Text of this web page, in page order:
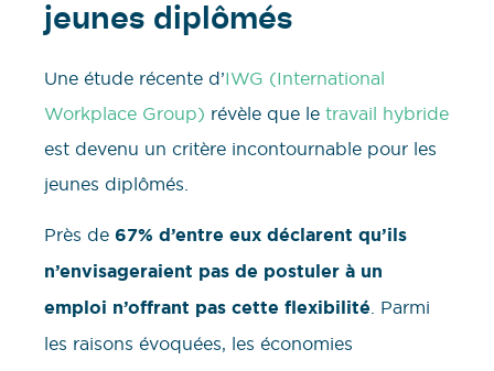
jeunes diplômés
Une étude récente d’IWG (International
Workplace Group) révèle que le travail hybride
est devenu un critère incontournable pour les
jeunes diplômés.
Près de 67% d’entre eux déclarent qu’ils
n’envisageraient pas de postuler à un
emploi n’offrant pas cette flexibilité . Parmi
les raisons évoquées, les économies